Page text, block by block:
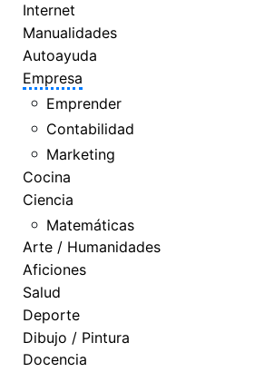
Internet
Manualidades
Autoayuda
Empresa
Emprender
Contabilidad
Marketing
Cocina
Ciencia
Matemáticas
Arte / Humanidades
Aficiones
Salud
Deporte
Dibujo / Pintura
Docencia